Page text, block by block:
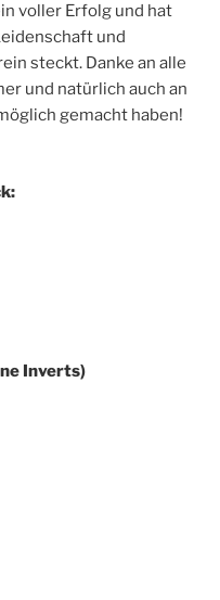
voller Erfolg und hat
und
steckt. Danke an alle
und natürlich auch an
gemacht haben!
Inverts)